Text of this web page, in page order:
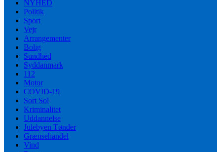
NYHED
Politik
Sport
Vejr
Arrangementer
Bolig
Sundhed
Syddanmark
112
Motor
COVID-19
Sort Sol
Kriminalitet
Uddannelse
Julebyen Tønder
Grænsehandel
Vind